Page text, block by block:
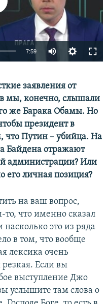
360p 480p
1080p
7:59
360p
480p
1080p
заявления от
мы, конечно, слышали
же Барака Обамы. Но
президент в
что Путин – убийца. На
Байдена отражают
администрации? Или
его личная позиция?
на ваш вопрос,
что именно сказал
это из ряда
в том, что вообще
лексика очень
Если вы
выступление Джо
услышите там слова о